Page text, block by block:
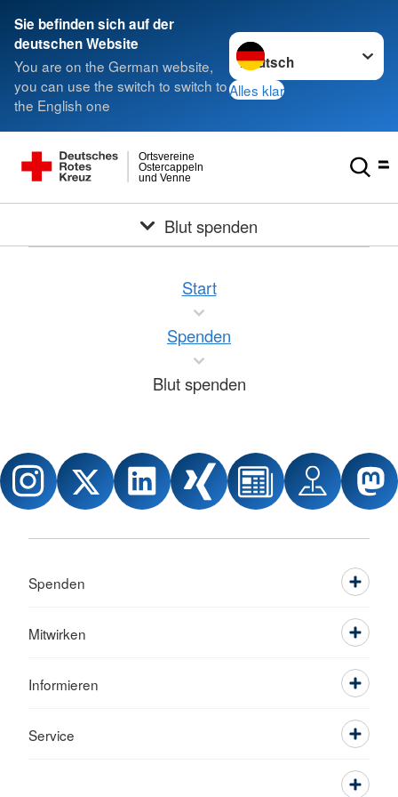
Sie befinden sich auf der
deutschen Website
You are on the German website,
you can use the switch to switch to
the English one
Sprache wechseln zu
Alles klar
und Venne
Ostercappeln
Ortsvereine
Blut spenden
Start
Spenden
Blut spenden
Spenden
Mitwirken
Informieren
Service